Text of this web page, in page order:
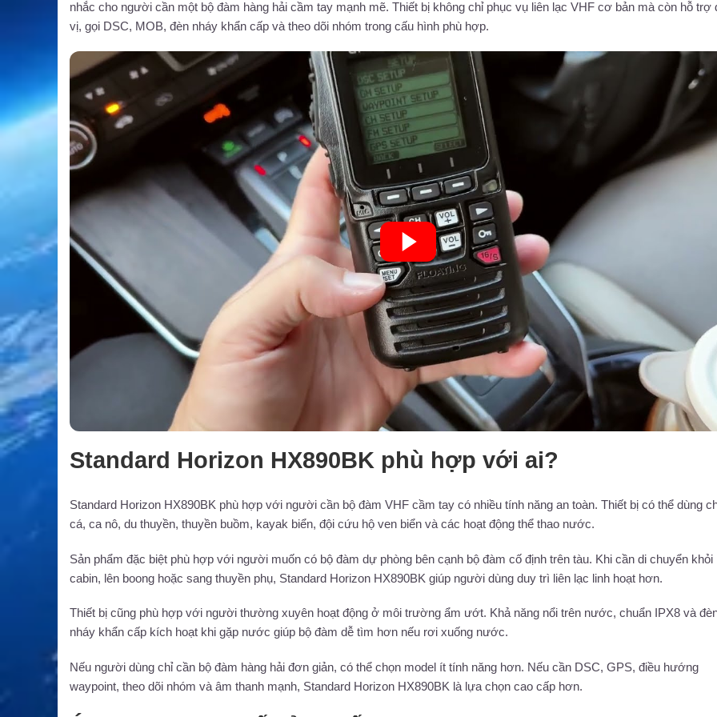
nhắc cho người cần một bộ đàm hàng hải cầm tay mạnh mẽ. Thiết bị không chỉ phục vụ liên lạc VHF cơ bản mà còn hỗ trợ
vị, gọi DSC, MOB, đèn nháy khẩn cấp và theo dõi nhóm trong cấu hình phù hợp.
Standard Horizon HX890BK phù hợp với ai?
Standard Horizon HX890BK phù hợp với người cần bộ đàm VHF cầm tay có nhiều tính năng an toàn. Thiết bị có thể dùng
cá, ca nô, du thuyền, thuyền buồm, kayak biển, đội cứu hộ ven biển và các hoạt động thể thao nước.
Sản phẩm đặc biệt phù hợp với người muốn có bộ đàm dự phòng bên cạnh bộ đàm cố định trên tàu. Khi cần di chuyển khỏi
cabin, lên boong hoặc sang thuyền phụ, Standard Horizon HX890BK giúp người dùng duy trì liên lạc linh hoạt hơn.
Thiết bị cũng phù hợp với người thường xuyên hoạt động ở môi trường ẩm ướt. Khả năng nổi trên nước, chuẩn IPX8 và
nháy khẩn cấp kích hoạt khi gặp nước giúp bộ đàm dễ tìm hơn nếu rơi xuống nước.
Nếu người dùng chỉ cần bộ đàm hàng hải đơn giản, có thể chọn model ít tính năng hơn. Nếu cần DSC, GPS, điều hướng
waypoint, theo dõi nhóm và âm thanh mạnh, Standard Horizon HX890BK là lựa chọn cao cấp hơn.